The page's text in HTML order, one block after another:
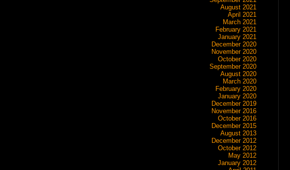
August 2021
April 2021
March 2021
February 2021
January 2021
December 2020
November 2020
October 2020
September 2020
August 2020
March 2020
February 2020
January 2020
December 2019
November 2016
October 2016
December 2015
August 2013
December 2012
October 2012
May 2012
January 2012